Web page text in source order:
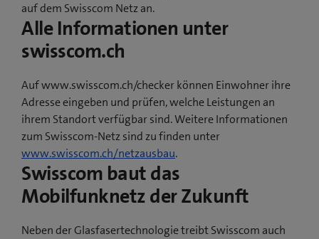
auf dem Swisscom Netz an.
Alle Informationen unter
swisscom.ch
Auf www.swisscom.ch/checker können Einwohner ihre
Adresse eingeben und prüfen, welche Leistungen an
ihrem Standort verfügbar sind. Weitere Informationen
zum Swisscom-Netz sind zu finden unter
www.swisscom.ch/netzausbau.
Swisscom baut das
Mobilfunknetz der Zukunft
Neben der Glasfasertechnologie treibt Swisscom auch